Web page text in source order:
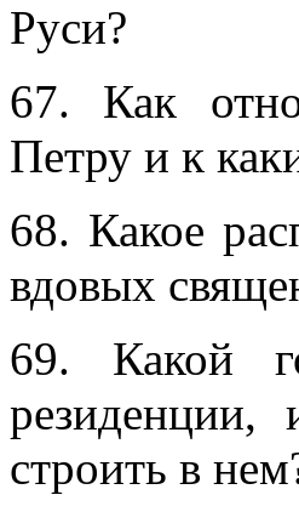
Руси?
67. Как
Петру и к
68. Какое
вдовых
69. Какой
резиденции,
строить в